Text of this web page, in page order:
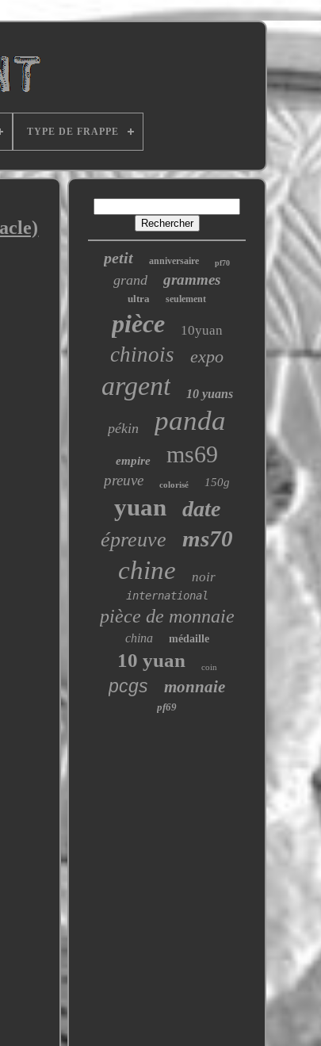
TYPE DE FRAPPE
petit anniversaire pf70
grand grammes
ultra seulement
pièce 10yuan
chinois expo
argent 10 yuans
pékin panda
empire ms69
preuve colorisé 150g
yuan date
épreuve ms70
chine noir
international
pièce de monnaie
china médaille
10 yuan coin
pcgs monnaie
pf69